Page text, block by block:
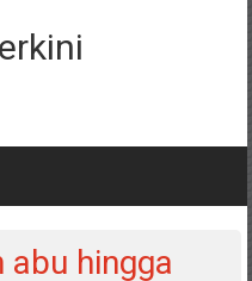
hingga